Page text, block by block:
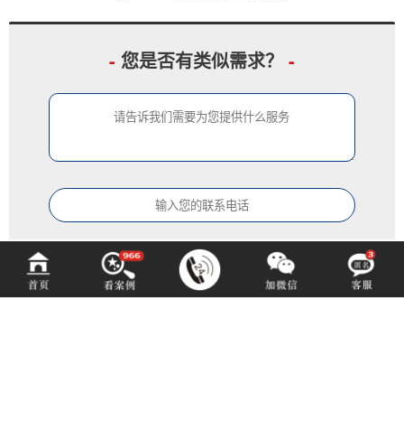
- 您是否有类似需求？ -